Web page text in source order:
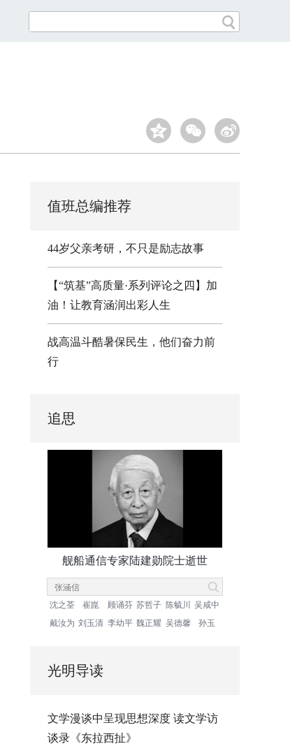
值班总编推荐
44岁父亲考研，不只是励志故事
【“筑基”高质量·系列评论之四】加
油！让教育涵润出彩人生
战高温斗酷暑保民生，他们奋力前
行
追思
舰船通信专家陆建勋院士逝世
沈之荃 崔崑 顾诵芬 苏哲子 陈毓川
吴咸中
戴汝为 刘玉清 李幼平 魏正耀 吴德馨 孙玉
光明导读
文学漫谈中呈现思想深度 读文学访
谈录《东拉西扯》